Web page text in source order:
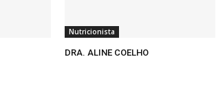
Nutricionista
DRA. ALINE COELHO